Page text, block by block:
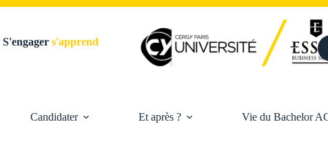
S'engagers'apprend
Candidater Et après ? Vie du Bachelor